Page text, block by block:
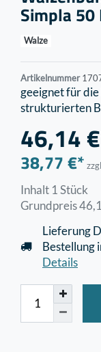
Simpla 50
Walze
Artikelnummer
geeignet für
strukturierten
46,14
38,77 €*
Inhalt 1Stück
Grundpreis
Lieferung
Bestellung
Details